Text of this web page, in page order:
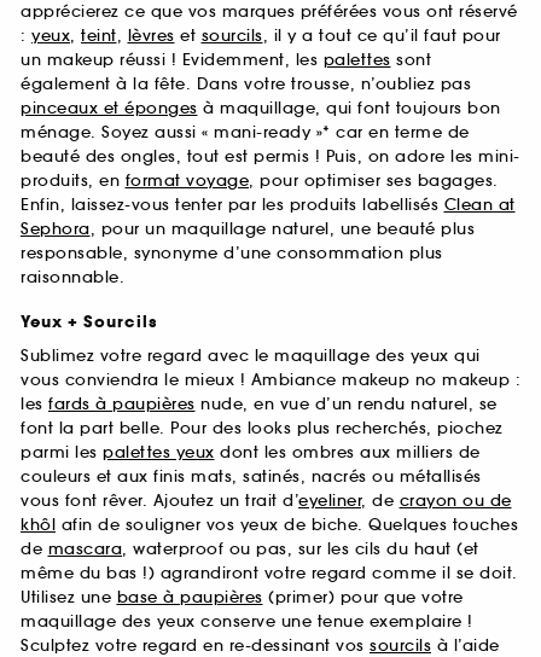
apprécierez ce que vos marques préférées vous ont réservé
: yeux, teint, lèvres et sourcils, il y a tout ce qu’il faut pour
un makeup réussi ! Evidemment, les palettes sont
également à la fête. Dans votre trousse, n’oubliez pas
pinceaux et éponges à maquillage, qui font toujours bon
ménage. Soyez aussi « mani-ready »* car en terme de
beauté des ongles, tout est permis ! Puis, on adore les mini-
produits, en format voyage, pour optimiser ses bagages.
Enfin, laissez-vous tenter par les produits labellisés Clean at
Sephora, pour un maquillage naturel, une beauté plus
responsable, synonyme d’une consommation plus
raisonnable.
Yeux + Sourcils
Sublimez votre regard avec le maquillage des yeux qui
vous conviendra le mieux ! Ambiance makeup no makeup :
les fards à paupières nude, en vue d’un rendu naturel, se
font la part belle. Pour des looks plus recherchés, piochez
parmi les palettes yeux dont les ombres aux milliers de
couleurs et aux finis mats, satinés, nacrés ou métallisés
vous font rêver. Ajoutez un trait d’eyeliner, de crayon ou de
khôl afin de souligner vos yeux de biche. Quelques touches
de mascara, waterproof ou pas, sur les cils du haut (et
même du bas !) agrandiront votre regard comme il se doit.
Utilisez une base à paupières (primer) pour que votre
maquillage des yeux conserve une tenue exemplaire !
Sculptez votre regard en re-dessinant vos sourcils à l’aide